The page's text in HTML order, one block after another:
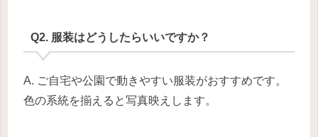
Q2. 服装はどうしたらいいですか？
A. ご自宅や公園で動きやすい服装がおすすめです。
色の系統を揃えると写真映えします。